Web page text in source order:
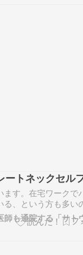
ートネックセル
ます。在宅ワークで
る、という方も多い
けば首が鉛のように
そんな経験はあり
関わっている…